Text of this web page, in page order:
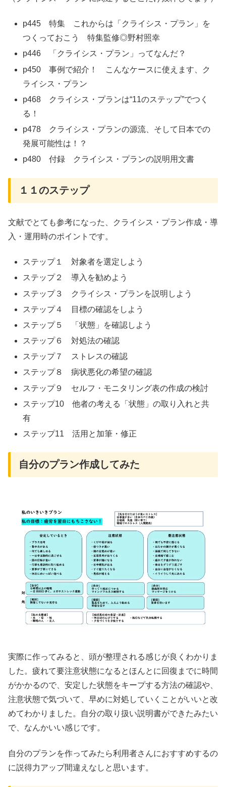
p445 特集 これからは「クライシス・プラン」を
つくっておこう 特集監修◎野村照幸
p446 「クライシス・プラン」ってなんだ？
p450 事例で紹介！ こんなケースに使えます、ク
ライシス・プラン
p468 クライシス・プランは“11のステップ”でつく
る！
p478 クライシス・プランの源流、そして日本での
発展可能性は！？
p480 付録 クライシス・プランの説明用文書
１１のステップ
文献でとても参考になった、クライシス・プラン作成・導
入・運用時のポイントです。
ステップ１ 対象者を選定しよう
ステップ２ 導入を勧めよう
ステップ３ クライシス・プランを説明しよう
ステップ４ 目標の確認をしよう
ステップ５ 「状態」を確認しよう
ステップ６ 対処法の確認
ステップ７ ストレスの確認
ステップ８ 病状悪化の希望の確認
ステップ９ セルフ・モニタリング表の作成の検討
ステップ10 他者の考える「状態」の取り入れと共
有
ステップ11 活用と加筆・修正
自分のプラン作成してみた
実際に作ってみると、頭が整理される感じが良くわかりま
した。疲れて要注意状態になるとほんとに回復までに時間
がかかるので、安定した状態をキープする方法の確認や、
注意状態で気づいて、早めに対処していくことがいいと改
めてわかりました。自分の取り扱い説明書ができたみたい
で、なんかいい感じです。
自分のプランを作ってみたら利用者さんにおすすめするの
に説得力アップ間違えなしと思います。